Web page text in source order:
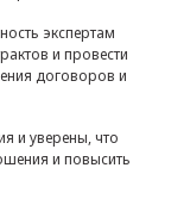
экспертам
и провести
договоров и
и уверены, что
и повысить